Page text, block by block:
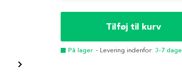
Tilføj til kurv
På lager - Levering indenfor: 3-7 dage